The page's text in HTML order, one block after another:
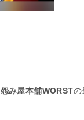
怨み屋本舗WORSTの